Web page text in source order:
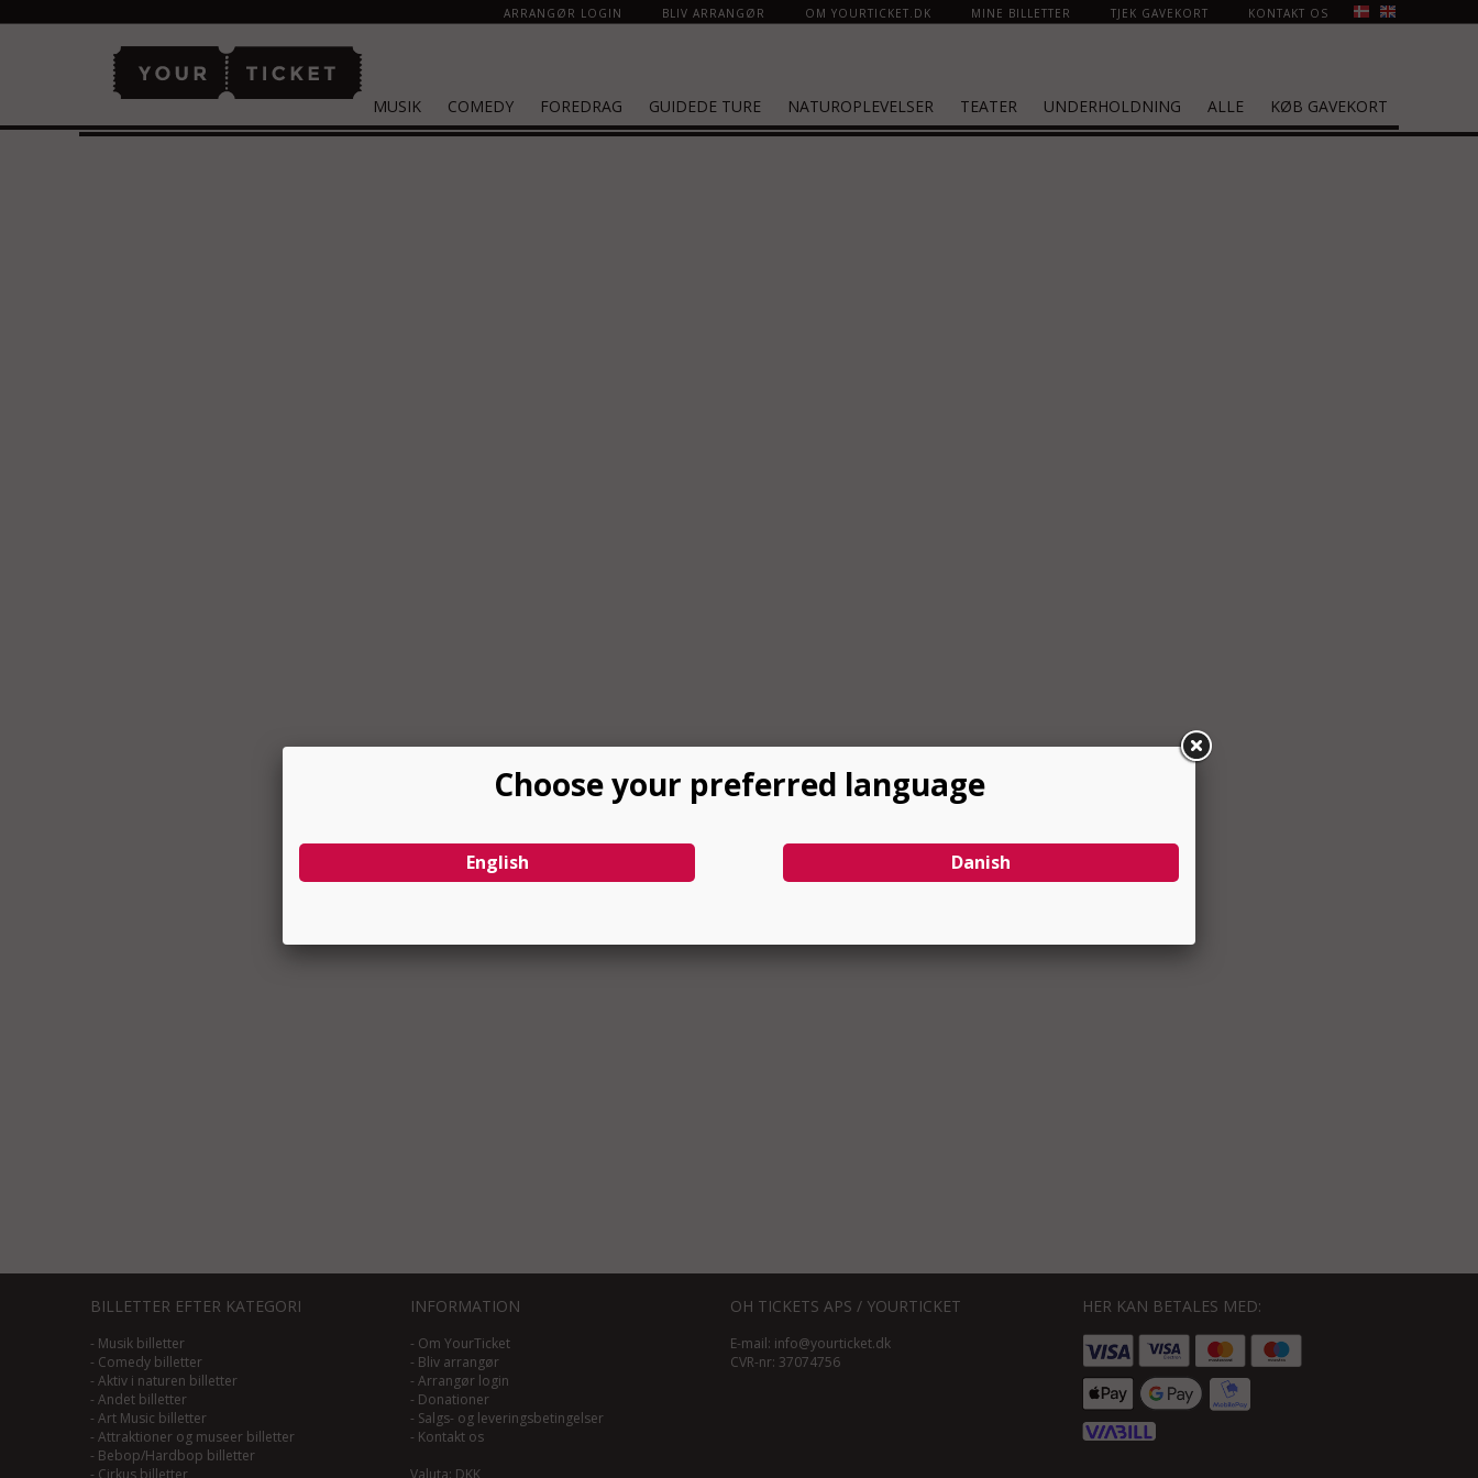
ARRANGØR LOGIN BLIV ARRANGØR OM YOURTICKET.DK MINE BILLETTER TJEK GAVEKORT KONTAKT OS
MUSIK COMEDY FOREDRAG GUIDEDE TURE NATUROPLEVELSER TEATER UNDERHOLDNING ALLE KØB GAVEKORT
BILLETTER EFTER KATEGORI
- Musik billetter
- Comedy billetter
- Aktiv i naturen billetter
- Andet billetter
- Art Music billetter
- Attraktioner og museer billetter
- Bebop/Hardbop billetter
- Cirkus billetter
INFORMATION
- Om YourTicket
- Bliv arrangør
- Arrangør login
- Donationer
- Salgs- og leveringsbetingelser
- Kontakt os
Valuta: DKK
OH TICKETS APS / YOURTICKET
E-mail: info@yourticket.dk
CVR-nr: 37074756
HER KAN BETALES MED: